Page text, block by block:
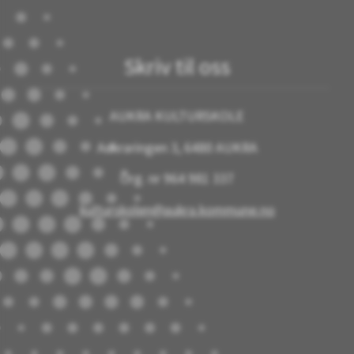
Skriv til oss
AUKRA KULTURSKOLE
Aukraringen 3, 6480 AUKRA
Org. nr 964 981 337
kulturskolen@aukra.kommune.no